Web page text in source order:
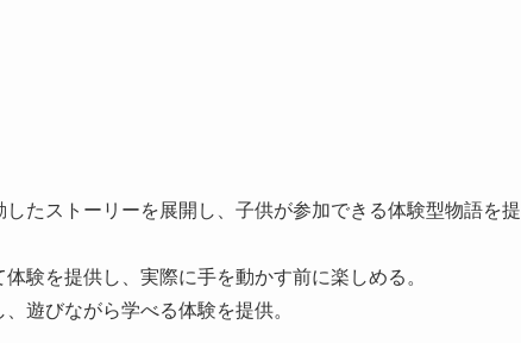
したストーリーを展開し、子供が参加できる体験型物語を提
験を提供し、実際に手を動かす前に楽しめる。
遊びながら学べる体験を提供。